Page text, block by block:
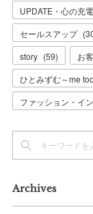
UPDATE・心の充電
セールスアップ (
story (59) お
ひとみずむ～me
ファッション・イ
Archives